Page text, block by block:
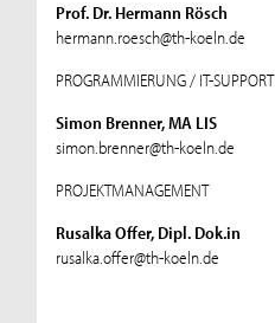
Prof. Dr. Hermann Rösch
hermann.roesch@th-koeln.de
PROGRAMMIERUNG / IT-SUPPORT
Simon Brenner, MA LIS
simon.brenner@th-koeln.de
PROJEKTMANAGEMENT
Rusalka Offer, Dipl. Dok.in
rusalka.offer@th-koeln.de